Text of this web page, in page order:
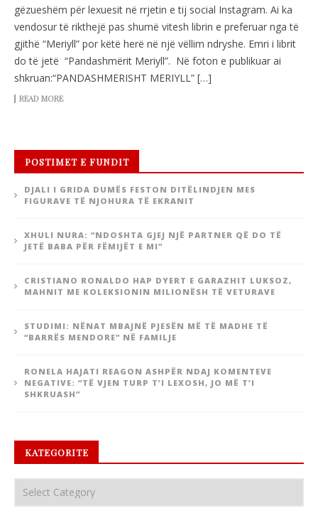
gëzueshëm për lexuesit në rrjetin e tij social Instagram. Ai ka
vendosur të rikthejë pas shumë vitesh librin e preferuar nga të
gjithë “Meriyll” por këtë herë në një vëllim ndryshe. Emri i librit
do të jetë “Pandashmërit Meriyll”. Në foton e publikuar ai
shkruan:“PANDASHMERISHT MERIYLL” […]
READ MORE
POSTIMET E FUNDIT
DJALI I GRIDA DUMËS FESTON DITËLINDJEN MES
FIGURAVE TË NJOHURA TË EKRANIT
XHULI NURA: “NDOSHTA GJEJ NJË PARTNER QË DO TË
JETË BABA PËR FËMIJËT E MI”
CRISTIANO RONALDO HAP DYERT E GARAZHIT LUKSOZ,
MAHNIT ME KOLEKSIONIN MILIONËSH TË VETURAVE
STUDIMI: NËNAT MBAJNË PJESËN MË TË MADHE TË
“BARRËS MENDORE” NË FAMILJE
RONELA HAJATI REAGON ASHPËR NDAJ KOMENTEVE
NEGATIVE: “TË VJEN TURP T’I LEXOSH, JO MË T’I
SHKRUASH”
KATEGORITE